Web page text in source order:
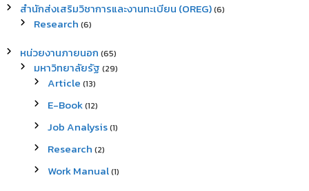
สำนักส่งเสริมวิชาการและงานทะเบียน (OREG)(6)
Research (6)
หน่วยงานภายนอก (65)
มหาวิทยาลัยรัฐ (29)
Article (13)
E-Book(12)
Job Analysis(1)
Research (2)
Work Manual(1)